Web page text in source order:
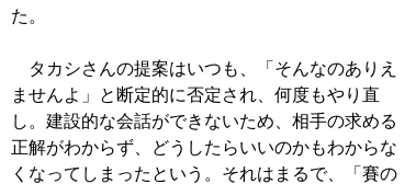
た。
タカシさんの提案はいつも、「そんなのありえ
ませんよ」と断定的に否定され、何度もやり直
し。建設的な会話ができないため、相手の求める
正解がわからず、どうしたらいいのかもわからな
くなってしまったという。それはまるで、「賽の